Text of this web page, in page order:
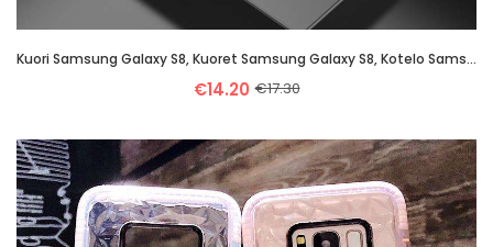
Kuori Samsung Galaxy S8, Kuoret Samsung Galaxy S8, Kotelo Samsung Galaxy S8 Silikoni Suojaus Pu Täht
€14.20 €17.30